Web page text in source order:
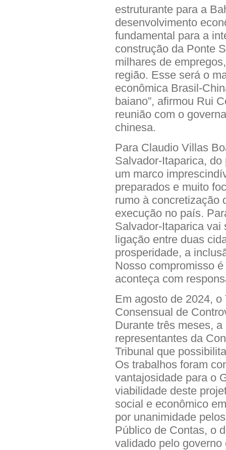
estruturante para a
desenvolvimento
fundamental para a
construção da Ponte
milhares de
região. Esse será o
econômica Brasil-
baiano”, afirmou Rui
reunião com o
chinesa.
Para Claudio Villas
Salvador-Itaparica,
um marco
preparados e muito
rumo à concretização
execução no país.
Salvador-Itaparica vai
ligação entre duas
prosperidade, a
Nosso compromisso
aconteça com
Em agosto de 2024,
Consensual de
Durante três meses,
representantes da
Tribunal que
Os trabalhos foram
vantajosidade para o
viabilidade deste
social e econômico
por unanimidade
Público de Contas, o
validado pelo governo